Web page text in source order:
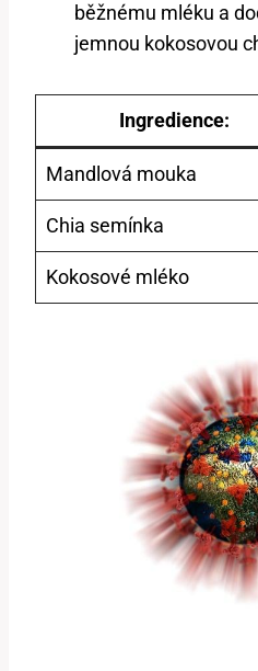
běžnému mléku a
jemnou kokosovou
Ingredience:
Mandlová mouka
Chia semínka
Kokosové mléko